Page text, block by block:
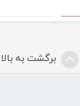
برگشت به بالا